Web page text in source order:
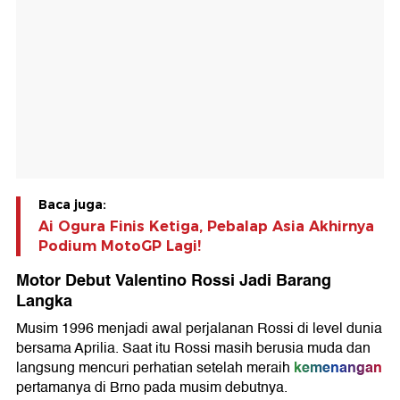
Baca juga:
Ai Ogura Finis Ketiga, Pebalap Asia Akhirnya
Podium MotoGP Lagi!
Motor Debut Valentino Rossi Jadi Barang
Langka
Musim 1996 menjadi awal perjalanan Rossi di level dunia
bersamaAprilia. Saat itu Rossi masih berusia muda dan
langsung mencuri perhatian setelah meraih kemenangan
pertamanya di Brno pada musim debutnya.